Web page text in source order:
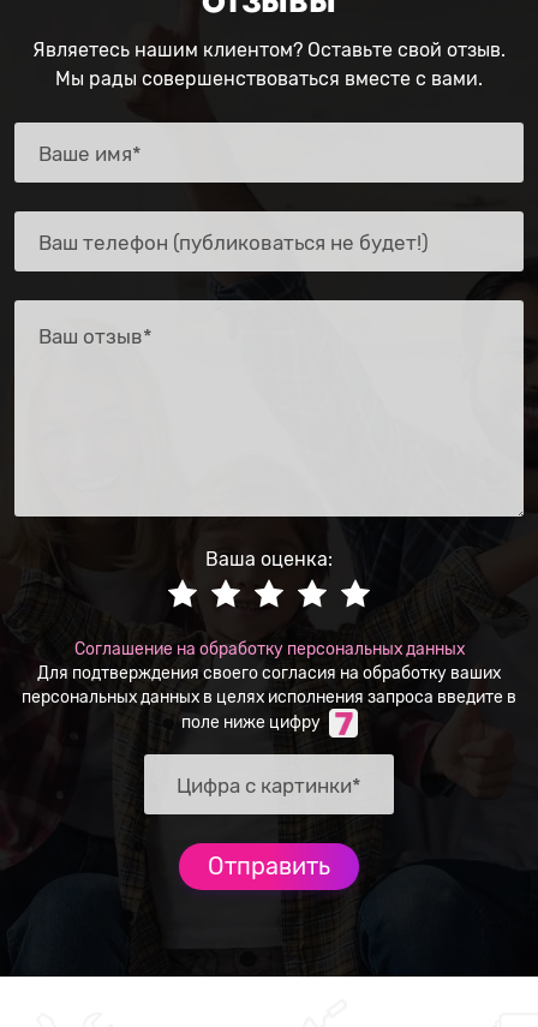
Являетесь нашим клиентом? Оставьте свой отзыв.
Мы рады совершенствоваться вместе с вами.
Ваша оценка:
Соглашение на обработку персональных данных
Для подтверждения своего согласия на обработку ваших
персональных данных в целях исполнения запроса введите в
поле ниже цифру